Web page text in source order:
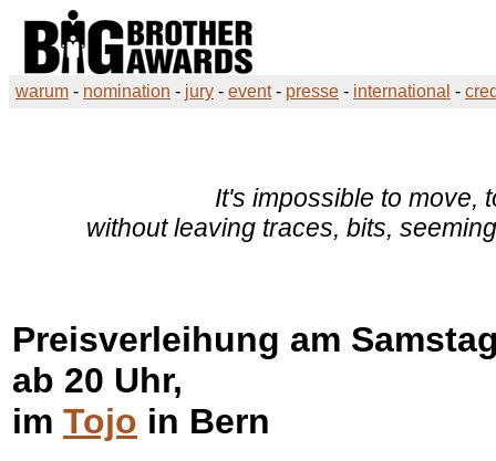
warum - nomination - jury - event- presse - international -
It's impossible to move,
without leaving traces, bits,
Preisverleihung am
ab 20 Uhr,
im Tojo in Bern